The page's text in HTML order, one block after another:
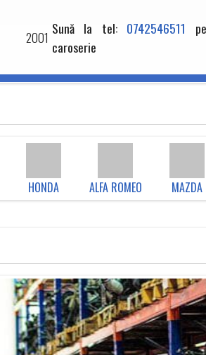
2001 Sună la tel: 0742546511
caroserie
HONDA ALFA ROMEO MAZDA